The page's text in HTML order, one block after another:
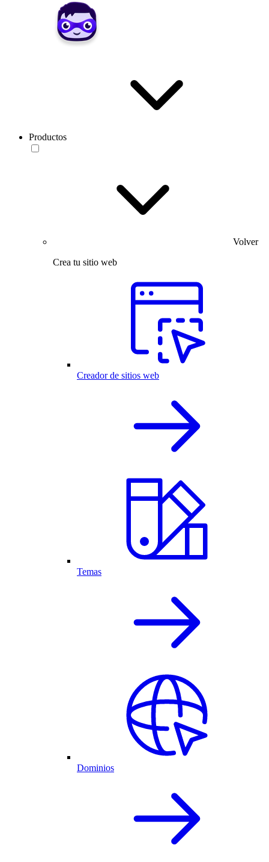
Productos
Volver
Crea tu sitio web
Creador de sitios web
Temas
Dominios